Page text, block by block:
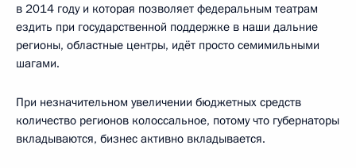
в 2014 году и которая позволяет федеральным театрам
ездить при государственной поддержке в наши дальние
регионы, областные центры, идёт просто семимильными
шагами.
При незначительном увеличении бюджетных средств
количество регионов колоссальное, потому что губернаторы
вкладываются, бизнес активно вкладывается.